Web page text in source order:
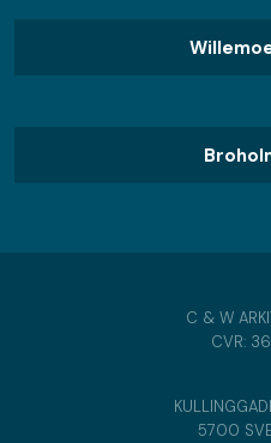
C & W
CVR​:
5700